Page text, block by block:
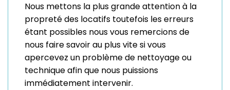
Nous mettons la plus grande attention à la
propreté des locatifs toutefois les erreurs
étant possibles nous vous remercions de
nous faire savoir au plus vite si vous
apercevez un problème de nettoyage ou
technique afin que nous puissions
immédiatement intervenir.